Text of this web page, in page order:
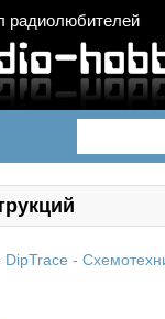
радиолюбителей
DipTrace -